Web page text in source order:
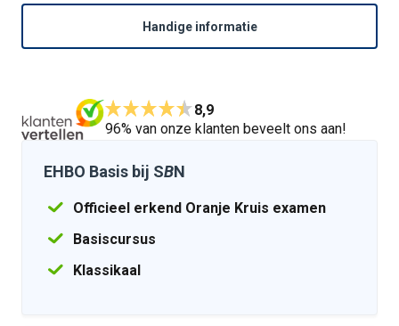
Handige informatie
8,9
96% van onze klanten beveelt ons aan!
EHBO Basis bij SBN
Officieel erkend Oranje Kruis examen
Basiscursus
Klassikaal